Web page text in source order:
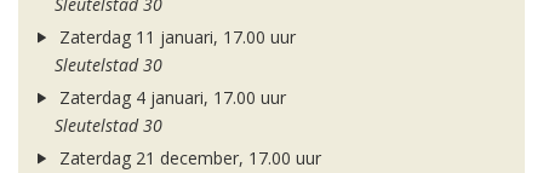
Sleutelstad 30
Zaterdag 11 januari, 17.00 uur
Sleutelstad 30
Zaterdag 4 januari, 17.00 uur
Sleutelstad 30
Zaterdag 21 december, 17.00 uur